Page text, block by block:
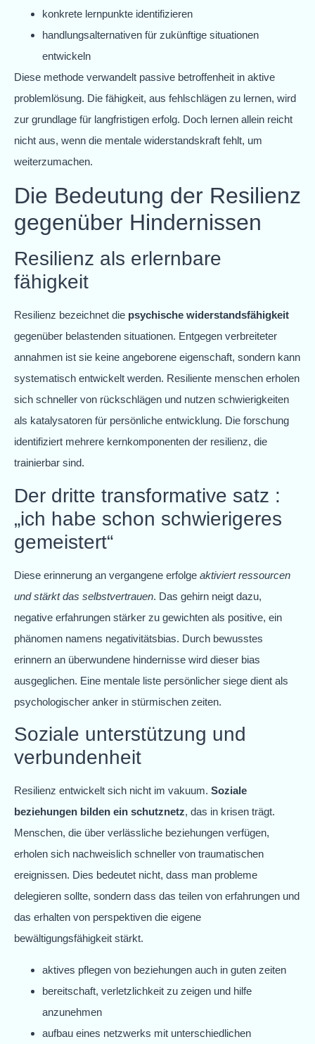
konkrete lernpunkte identifizieren
handlungsalternativen für zukünftige situationen
entwickeln
Diese methode verwandelt passive betroffenheit in aktive
problemlösung. Die fähigkeit, aus fehlschlägen zu lernen, wird
zur grundlage für langfristigen erfolg. Doch lernen allein reicht
nicht aus, wenn die mentale widerstandskraft fehlt, um
weiterzumachen.
Die Bedeutung der Resilienz
gegenüber Hindernissen
Resilienz als erlernbare
fähigkeit
Resilienz bezeichnet die psychische widerstandsfähigkeit
gegenüber belastenden situationen. Entgegen verbreiteter
annahmen ist sie keine angeborene eigenschaft, sondern kann
systematisch entwickelt werden. Resiliente menschen erholen
sich schneller von rückschlägen und nutzen schwierigkeiten
als katalysatoren für persönliche entwicklung. Die forschung
identifiziert mehrere kernkomponenten der resilienz, die
trainierbar sind.
Der dritte transformative satz :
„ich habe schon schwierigeres
gemeistert“
Diese erinnerung an vergangene erfolge aktiviert ressourcen
und stärkt das selbstvertrauen. Das gehirn neigt dazu,
negative erfahrungen stärker zu gewichten als positive, ein
phänomen namens negativitätsbias. Durch bewusstes
erinnern an überwundene hindernisse wird dieser bias
ausgeglichen. Eine mentale liste persönlicher siege dient als
psychologischer anker in stürmischen zeiten.
Soziale unterstützung und
verbundenheit
Resilienz entwickelt sich nicht im vakuum. Soziale
beziehungen bilden ein schutznetz, das in krisen trägt.
Menschen, die über verlässliche beziehungen verfügen,
erholen sich nachweislich schneller von traumatischen
ereignissen. Dies bedeutet nicht, dass man probleme
delegieren sollte, sondern dass das teilen von erfahrungen und
das erhalten von perspektiven die eigene
bewältigungsfähigkeit stärkt.
aktives pflegen von beziehungen auch in guten zeiten
bereitschaft, verletzlichkeit zu zeigen und hilfe
anzunehmen
aufbau eines netzwerks mit unterschiedlichen